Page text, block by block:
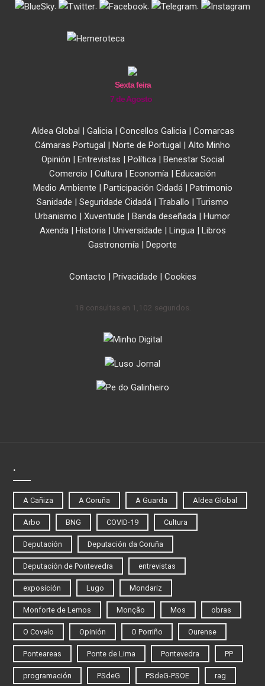
. . . .
Sexta feira
7 de Agosto
Aldea Global Galicia| Concellos Galicia| Comarcas
Cámaras Portugal
Norte de Portugal
Alto Minho
Opinión
Entrevistas Política|
Benestar Social
Comercio
Cultura Economía
Educación
Medio Ambiente
Participación Cidadá|
Patrimonio
Sanidade
Seguridade Cidadá Traballo
Turismo
Urbanismo
Xuventude Banda deseñada
Humor
Axenda| Historia| Universidade Lingua|
Libros
Gastronomía
Deporte
Contacto Privacidade Cookies
18 consultas en 1,102 segundos.
.
A Cañiza A Coruña A Guarda Aldea Global
Arbo BNG COVID-19 Cultura
Deputación Deputación da Coruña
Deputación de Pontevedra entrevistas
exposición Lugo Mondariz
Monforte de Lemos Monção Mos obras
O Covelo Opinión O Porriño Ourense
Ponteareas Ponte de Lima Pontevedra PP
programación PSdeG PSdeG-PSOE rag